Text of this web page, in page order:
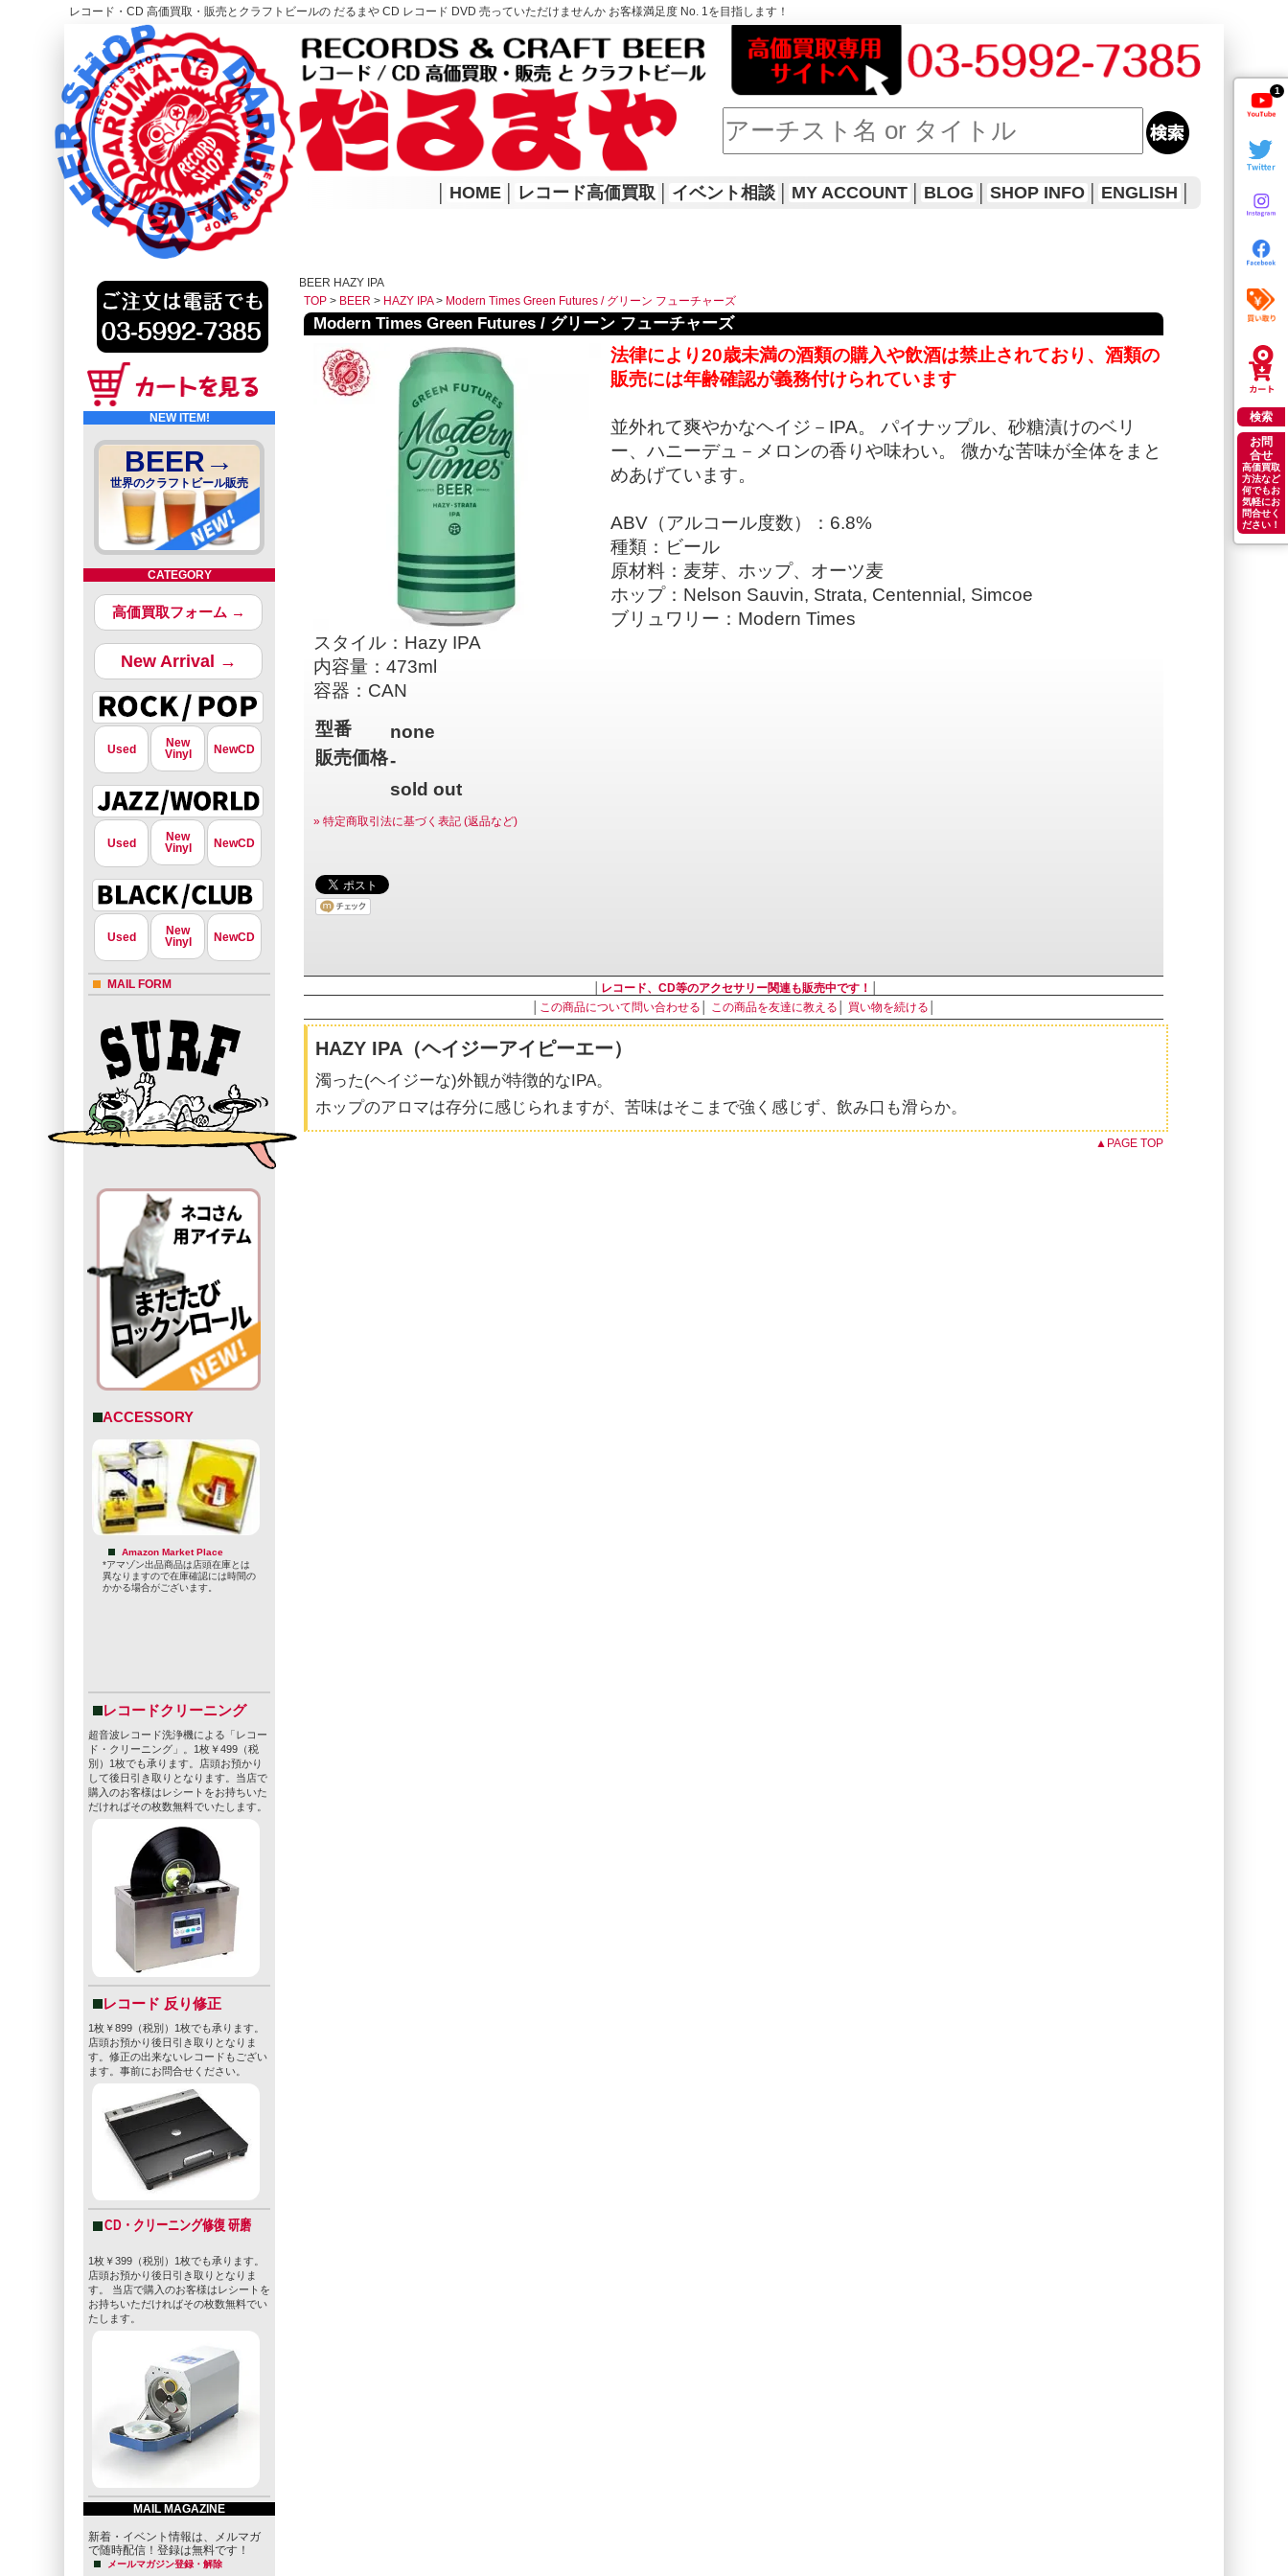
レコード・CD 高価買取・販売とクラフトビールの だるまや CD レコード DVD 売っていただけませんか お客様満足度 No. 1を目指します！
1
検索
お問
合せ
高価買取
方法など
何でもお
気軽にお
問合せく
ださい！
レコード高価買取はこちら
HOME
HOME レコード高価買取 イベント相談 MY ACCOUNT BLOG SHOP INFO ENGLISH
NEW ITEM!
BEER→
世界のクラフトビール販売
CATEGORY
高価買取フォーム →
New Arrival →
Used
New
Vinyl
NewCD
Used
New
Vinyl
NewCD
Used
New
Vinyl
NewCD
MAIL FORM
ACCESSORY
Amazon Market Place
*アマゾン出品商品は店頭在庫とは
異なりますので在庫確認には時間の
かかる場合がございます。
レコードクリーニング
超音波レコード洗浄機による「レコー
ド・クリーニング」。1枚￥499（税
別）1枚でも承ります。店頭お預かり
して後日引き取りとなります。当店で
購入のお客様はレシートをお持ちいた
だければその枚数無料でいたします。
レコード 反り修正
1枚￥899（税別）1枚でも承ります。
店頭お預かり後日引き取りとなりま
す。修正の出来ないレコードもござい
ます。事前にお問合せください。
CD・クリーニング修復 研磨
1枚￥399（税別）1枚でも承ります。
店頭お預かり後日引き取りとなりま
す。 当店で購入のお客様はレシートを
お持ちいただければその枚数無料でい
たします。
MAIL MAGAZINE
新着・イベント情報は、メルマガ
で随時配信！登録は無料です！
メールマガジン登録・解除
BEER HAZY IPA
TOP > BEER > HAZY IPA> Modern Times Green Futures / グリーン フューチャーズ
Modern Times Green Futures / グリーン フューチャーズ
法律により20歳未満の酒類の購入や飲酒は禁止されており、酒類の
販売には年齢確認が義務付けられています
並外れて爽やかなヘイジ－IPA。 パイナップル、砂糖漬けのベリ
ー、ハニーデュ－メロンの香りや味わい。 微かな苦味が全体をまと
めあげています。
ABV（アルコール度数）：6.8%
種類：ビール
原材料：麦芽、ホップ、オーツ麦
ホップ：Nelson Sauvin, Strata, Centennial, Simcoe
ブリュワリー：Modern Times
スタイル：Hazy IPA
内容量：473ml
容器：CAN
型番
none
販売価格-
sold out
» 特定商取引法に基づく表記 (返品など)
レコード、CD等のアクセサリー関連も販売中です！
この商品について問い合わせる この商品を友達に教える 買い物を続ける
HAZY IPA（ヘイジーアイピーエー）
濁った(ヘイジーな)外観が特徴的なIPA。
ホップのアロマは存分に感じられますが、苦味はそこまで強く感じず、飲み口も滑らか。
▲PAGE TOP